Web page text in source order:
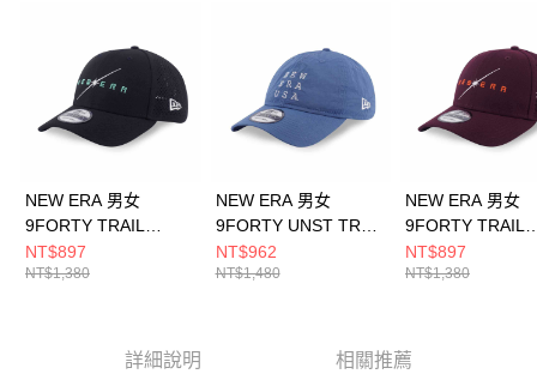
時審查核予不同之上限額度；若仍有額度不足之情形，本公司將視審查結果
請求用戶進行身份認證。
５．嚴禁一人註冊多個帳號或使用他人資訊註冊。若發現惡意使用之情形，
恩沛科技股份有限公司將有權停止該用戶之使用額度並採取法律行動。
NEW ERA 男女
9FORTY TRAIL
RUNNER NEW ERA
黑 NE14700542
NT$897
NT$1,380
NEW ERA 男女
9FORTY UNST TRAIL
RUNNER NEW ERA
褪藍 NE14700464
NT$962
NT$1,480
NEW ERA 男女
9FORTY TRAIL
RUNNER NEW
暗紅
NT$897
NT$1,380
詳細說明 相關推薦